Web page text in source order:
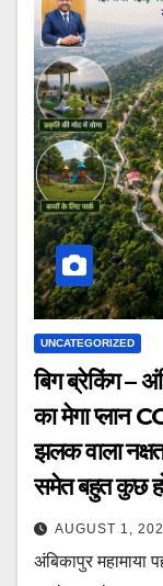
UNCATEGORIZED
बिग ब्रेकिंग –
का मेगा प्लान
झलक वाला
समेत बहुत कुछ
AUGUST 1,
अंबिकापुर महामाया